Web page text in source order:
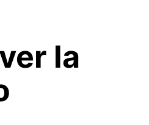
la